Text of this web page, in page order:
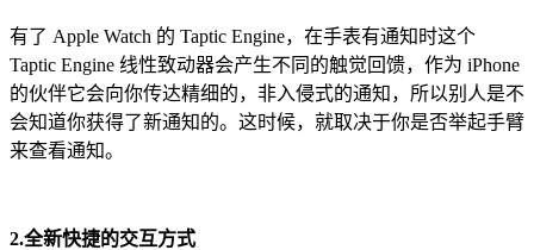
有了 Apple Watch 的 Taptic Engine，在手表有通知时这个
Taptic Engine 线性致动器会产生不同的触觉回馈，作为 iPhone
的伙伴它会向你传达精细的，非入侵式的通知，所以别人是不
会知道你获得了新通知的。这时候，就取决于你是否举起手臂
来查看通知。
2.全新快捷的交互方式